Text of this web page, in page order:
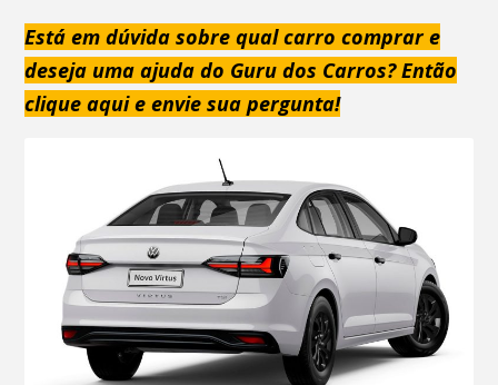
Está em dúvida sobre qual carro comprar e
deseja uma ajuda do Guru dos Carros? Então
clique aqui e envie sua pergunta!